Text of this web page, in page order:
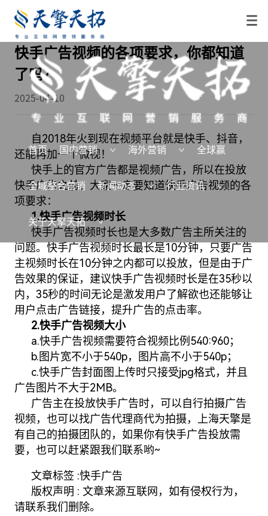
首页 国内营销 海外营销 全球赢
全域整合营销 新闻动态 行业资讯
关于天擎天拓
快手广告视频的各项要求，你都知道
了吗？
2025-04-10
自2018年火到现在视频平台就是快手、抖音，
还能再加一个微视！
快手上的官方广告都是视频广告，所以在投放
快手广告之前，大家一定要知道快手广告视频的各
项要求：
1.快手广告视频时长
快手广告视频时长也是大多数广告主所关注的
问题。快手广告视频时长最长是10分钟，只要广告
主视频时长在10分钟之内都可以投放，但是由于广
告效果的保证，建议快手广告视频时长是在35秒以
内，35秒的时间无论是激发用户了解欲也还能够让
用户点击广告链接，提升广告的点击率。
2.快手广告视频大小
a.快手广告视频需要符合视频比例540:960；
b.图片宽不小于540p，图片高不小于540p；
c.快手广告封面图上传时只接受jpg格式，并且
广告图片不大于2MB。
广告主在投放快手广告时，可以自行拍摄广告
视频，也可以找广告代理商代为拍摄，上海天擎是
有自己的拍摄团队的，如果你有快手广告投放需
要，也可以赶紧跟我们联系哟~
文章标签 :快手广告
版权声明 : 文章来源互联网，如有侵权行为，
请联系我们删除。